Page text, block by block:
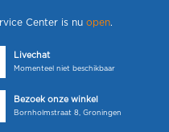
Center is nu open.
Livechat
Momenteel niet beschikbaar
Bezoek onze winkel
Bornholmstraat 8, Groningen